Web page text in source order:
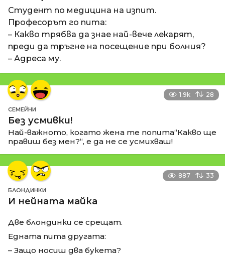
Студент по медицина на изпит.
Професорът го пита:
– Какво трябва да знае най-вече лекарят,
преди да тръгне на посещение при болния?
– Адреса му.
1.9k 28
СЕМЕЙНИ
Без усмивки!
Най-важното, когато жена те попита“Какво ще
правиш без мен?“, е да не се усмихваш!
887 33
БЛОНДИНКИ
И нейната майка
Две блондинки се срещат.
Едната пита другата:
– Защо носиш два букета?